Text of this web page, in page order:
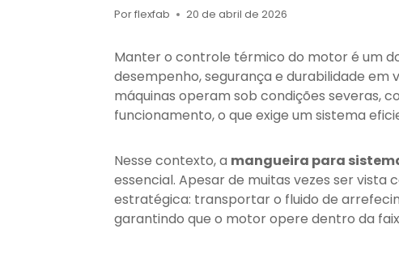
Porflexfab 20 de abril de 2026
Manter o controle térmico do motor é um
desempenho, segurança e durabilidade em
máquinas operam sob condições severas,
funcionamento, o que exige um sistema
Nesse contexto, a mangueira para
essencial. Apesar de muitas vezes ser
estratégica: transportar o fluido de
garantindo que o motor opere dentro da